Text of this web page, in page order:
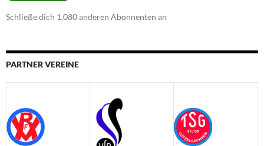
Schließe dich 1.080 anderen Abonnenten an
PARTNER VEREINE